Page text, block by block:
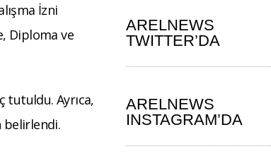
İzni
Diploma ve
tutuldu. Ayrıca,
belirlendi.
ARELNEWS
TWITTER’DA
ARELNEWS
INSTAGRAM’DA